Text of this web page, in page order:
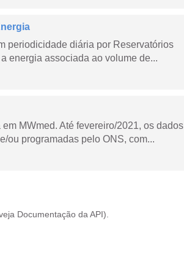
periodicidade diária por Reservatórios
energia associada ao volume de...
MWmed. Até fevereiro/2021, os dados
ou programadas pelo ONS, com...
Documentação da API ).